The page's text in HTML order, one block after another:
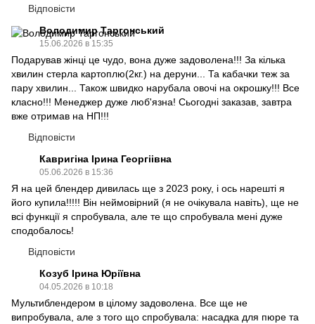
Відповісти
Володимир Таргонський
15.06.2026 в 15:35
Подарував жінці це чудо, вона дуже задоволена!!! За кілька
хвилин стерла картоплю(2кг.) на деруни... Та кабачки теж за
пару хвилин... Також швидко нарубала овочі на окрошку!!! Все
класно!!! Менеджер дуже люб'язна! Сьогодні заказав, завтра
вже отримав на НП!!!
Відповісти
Кавригіна Ірина Георгіівна
05.06.2026 в 15:36
Я на цей блендер дивилась ще з 2023 року, і ось нарешті я
його купила!!!!! Він неймовірний (я не очікувала навіть), ще не
всі функції я спробувала, але те що спробувала мені дуже
сподобалось!
Відповісти
Козуб Ірина Юріївна
04.05.2026 в 10:18
Мультиблендером в цілому задоволена. Все ще не
випробувала, але з того що спробувала: насадка для пюре та